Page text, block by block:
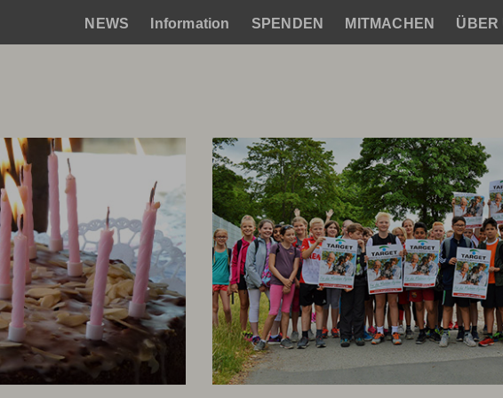
Hauptnavigation
NEWS Information SPENDEN MITMACHEN ÜBER